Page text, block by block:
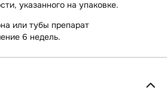
указанного на упаковке.
или тубы препарат
6 недель.